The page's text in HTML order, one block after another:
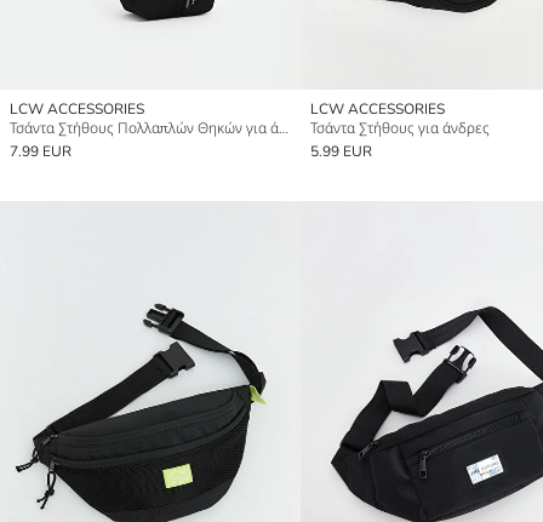
LCW ACCESSORIES
Τσάντα Στήθους Πολλαπλών Θηκών για άνδρες
7.99 EUR
LCW ACCESSORIES
Τσάντα Στήθους για άνδρες
5.99 EUR